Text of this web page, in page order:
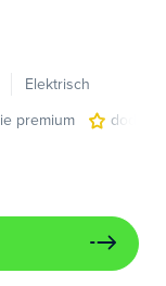
Elektrisch
premium